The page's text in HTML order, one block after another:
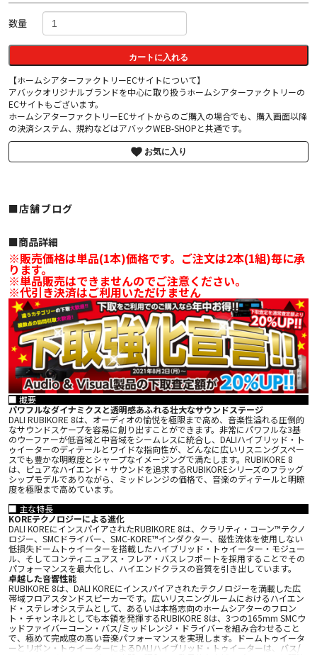
数量
カートに入れる
【ホームシアターファクトリーECサイトについて】
アバックオリジナルブランドを中心に取り扱うホームシアターファクトリーの
ECサイトもございます。
ホームシアターファクトリーECサイトからのご購入の場合でも、購入画面以降
の決済システム、規約などはアバックWEB-SHOPと共通です。
お気に入り
■店舗ブログ
■︎商品詳細
※販売価格は単品(1本)価格です。ご注文は2本(1組)毎に承
ります。
※単品販売はできませんのでご注意ください。
※代引き決済はご利用いただけません
■ 概要
パワフルなダイナミクスと透明感あふれる壮大なサウンドステージ
DALI RUBIKORE 8は、オーディオの愉悦を極限まで高め、音楽性溢れる圧倒的
なサウンドスケープを容易に創り出すことができます。非常にパワフルな3基
のウーファーが低音域と中音域をシームレスに統合し、DALIハイブリッド・ト
ゥイーターのディテールとワイドな指向性が、どんなに広いリスニングスペー
スでも豊かな明瞭度とシャープなイメージングで満たします。RUBIKORE 8
は、ピュアなハイエンド・サウンドを追求するRUBIKOREシリーズのフラッグ
シップモデルでありながら、ミッドレンジの価格で、音楽のディテールと明瞭
度を極限まで高めています。
■ 主な特長
KOREテクノロジーによる進化
DALI KOREにインスパイアされたRUBIKORE 8は、クラリティ・コーン™テクノ
ロジー、SMCドライバー、SMC-KORE™インダクター、磁性流体を使用しない
低損失ドームトゥイーターを搭載したハイブリッド・トゥイーター・モジュー
ル、そしてコンティニュアス・フレア・バスレフポートを採用することでその
パフォーマンスを最大化し、ハイエンドクラスの音質を引き出しています。
卓越した音響性能
RUBIKORE 8は、DALI KOREにインスパイアされたテクノロジーを満載した広
帯域フロアスタンドスピーカーです。広いリスニングルームにおけるハイエン
ド・ステレオシステムとして、あるいは本格志向のホームシアターのフロン
ト・チャンネルとしても本領を発揮するRUBIKORE 8は、3つの165mm SMCウ
ッドファイバーコーン・バス/ミッドレンジ・ドライバーを組み合わせること
で、極めて完成度の高い音楽パフォーマンスを実現します。ドームトゥイータ
ーとリボン・トゥイーターによるDALIハイブリッド・トゥイーターは、バス/